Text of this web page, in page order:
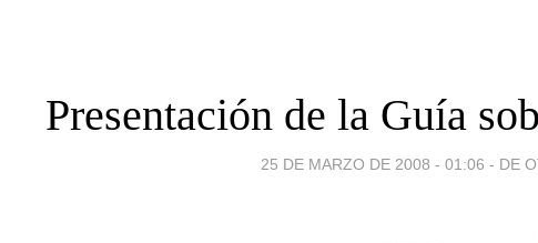
Presentación de la Guía
25 DE MARZO DE 2008 - 01:06 - DE